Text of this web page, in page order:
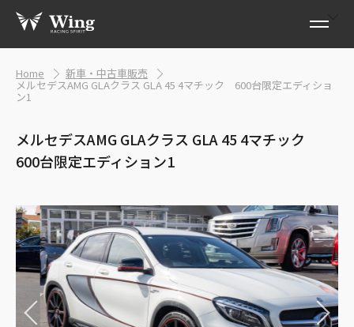
Home 新車・中古車販売
メルセデスAMG GLAクラス GLA 45 4マチック 600台限定エディショ
ン1
メルセデスAMG GLAクラス GLA 45 4マチック
600台限定エディション1